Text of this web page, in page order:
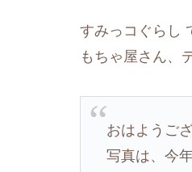
すみっコぐらし
もちゃ屋さん、
おはようご
写真は、今